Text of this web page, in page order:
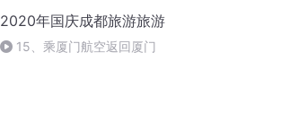
2020年国庆成都旅游旅游
15、乘厦门航空返回厦门